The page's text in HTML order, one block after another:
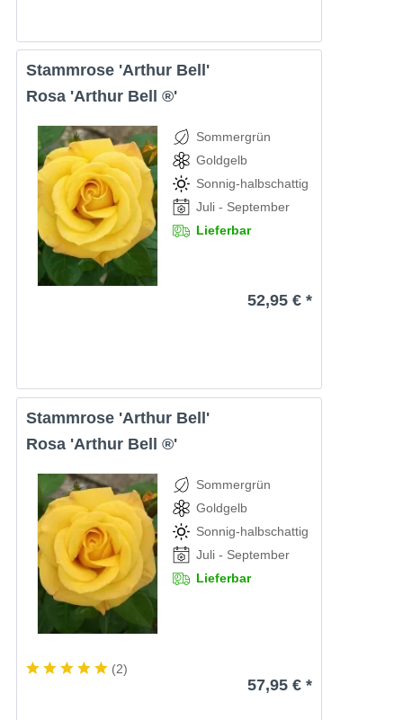
Stammrose 'Arthur Bell'
Rosa 'Arthur Bell ®'
Sommergrün
Goldgelb
Sonnig-halbschattig
Juli - September
Lieferbar
52,95 € *
Stammrose 'Arthur Bell'
Rosa 'Arthur Bell ®'
Sommergrün
Goldgelb
Sonnig-halbschattig
Juli - September
Lieferbar
(2)
57,95 € *